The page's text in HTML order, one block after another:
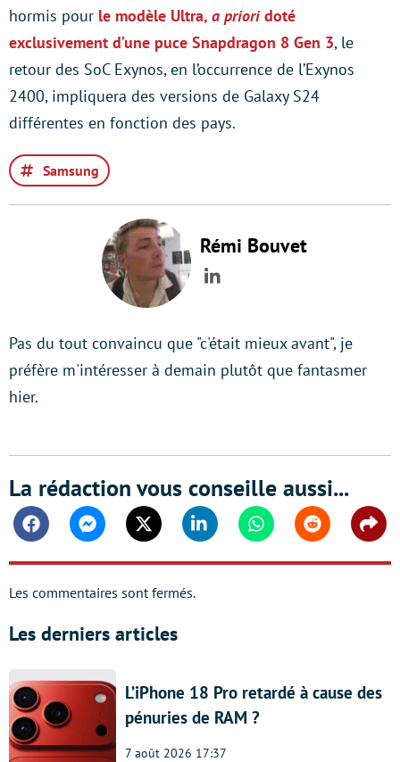
hormis pour le modèle Ultra, a prioridoté
exclusivement d’une puce Snapdragon 8 Gen 3, le
retour des SoC Exynos, en l’occurrence de l’Exynos
2400, impliquera des versions de Galaxy S24
différentes en fonction des pays.
Samsung
Rémi Bouvet
LinkedIn
Pas du tout convaincu que "c'était mieux avant", je
préfère m'intéresser à demain plutôt que fantasmer
hier.
La rédaction vous conseille aussi...
FacebookMessengerTwitter Linkedin WhatsappReddit
Les commentaires sont fermés.
Les derniers articles
L’iPhone 18 Pro retardé à cause des
pénuries de RAM ?
7 août 2026 17:37